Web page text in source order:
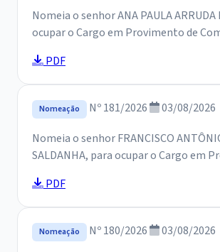
Nomeia o senhor ANA PAULA ARRUDA
ocupar o Cargo em Provimento de
providências.
PDF
Nomeação Nº 181/2026
03/08/2026
Nomeia o senhor FRANCISCO
SALDANHA, para ocupar o Cargo em
Educação, e dá outras providências.
PDF
Nomeação Nº 180/2026
03/08/2026